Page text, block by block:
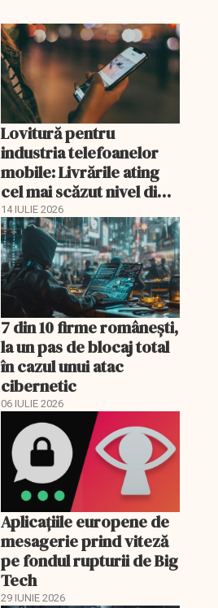
Lovitură pentru
industria telefoanelor
mobile: Livrările ating
cel mai scăzut nivel din
2013
14 IULIE 2026
7 din 10 firme românești,
la un pas de blocaj total
în cazul unui atac
cibernetic
06 IULIE 2026
Aplicațiile europene de
mesagerie prind viteză
pe fondul rupturii de Big
Tech
29 IUNIE 2026